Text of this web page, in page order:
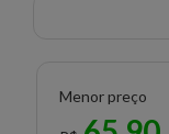
Menor preço